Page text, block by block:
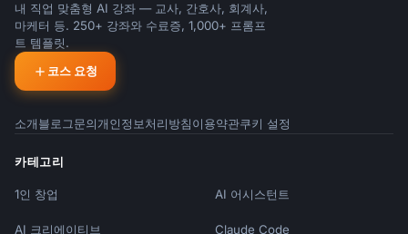
내 직업 맞춤형 AI 강좌 — 교사, 간호사, 회계사,
마케터 등. 250+ 강좌와 수료증, 1,000+ 프롬프
트 템플릿.
코스 요청
소개블로그문의개인정보처리방침이용약관쿠키 설정
카테고리
1인 창업 AI 어시스턴트
AI 크리에이티브 Claude Code